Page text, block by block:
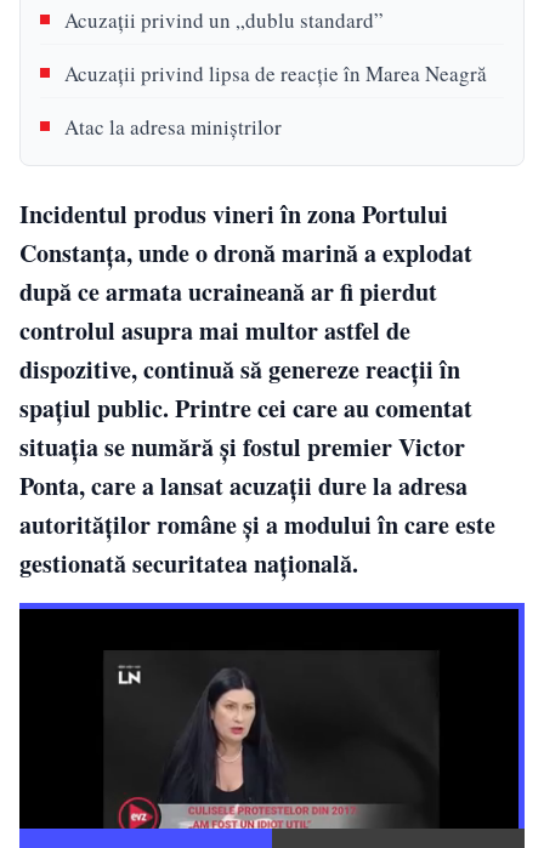
Acuzații privind un „dublu standard”
Acuzații privind lipsa de reacție în Marea Neagră
Atac la adresa miniștrilor
Incidentul produs vineri în zona Portului
Constanța, unde o dronă marină a explodat
după ce armata ucraineană ar fi pierdut
controlul asupra mai multor astfel de
dispozitive, continuă să genereze reacții în
spațiul public. Printre cei care au comentat
situația se numără și fostul premier Victor
Ponta, care a lansat acuzații dure la adresa
autorităților române și a modului în care este
gestionată securitatea națională.